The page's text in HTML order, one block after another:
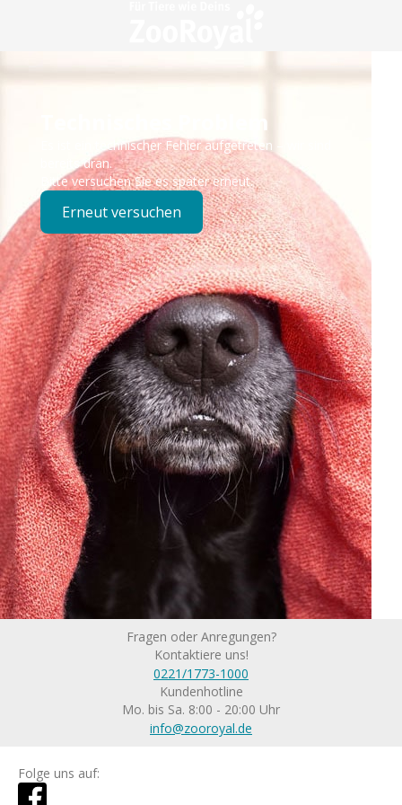
Technisches Problem
Es ist ein technischer Fehler aufgetreten – wir sind
bereits dran.
Bitte versuchen Sie es später erneut.
Erneut versuchen
Fragen oder Anregungen?
Kontaktiere uns!
0221/1773-1000
Kundenhotline
Mo. bis Sa. 8:00 - 20:00 Uhr
info@zooroyal.de
Folge uns auf: